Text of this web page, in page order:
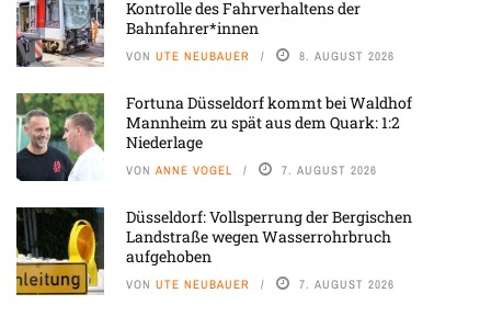
Kontrolle des Fahrverhaltens der
Bahnfahrer*innen
VON UTE NEUBAUER 8. AUGUST 2026
Fortuna Düsseldorf kommt bei Waldhof
Mannheim zu spät aus dem Quark: 1:2
Niederlage
VON ANNE VOGEL 7. AUGUST 2026
Düsseldorf: Vollsperrung der Bergischen
Landstraße wegen Wasserrohrbruch
aufgehoben
VON UTE NEUBAUER 7. AUGUST 2026